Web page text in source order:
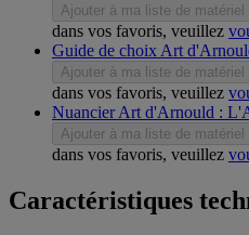
Ajouter à ma liste de matériel
dans vos favoris, veuillez
Guide de choix Art
Ajouter à ma liste de matériel
dans vos favoris, veuillez
Nuancier Art d'Arnould :
Ajouter à ma liste de matériel
dans vos favoris, veuillez
Caractéristiques